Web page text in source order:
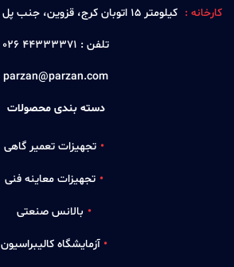
کارخانه : كيلومتر 15 اتوبان كرج، قزوين، جنب پل دوم كردان
تلفن : 44333371 026
parzan@parzan.com
دسته بندی محصولات
تجهیزات تعمیر گاهی
تجهیزات معاینه فنی
بالانس صنعتی
آزمایشگاه کالیبراسیون